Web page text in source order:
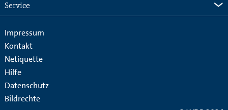
Service
Impressum
Kontakt
Netiquette
Hilfe
Datenschutz
Bildrechte